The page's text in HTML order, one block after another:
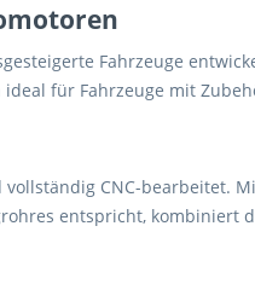
Fahrzeuge
für Fahrzeuge mit
CNC-bearbeitet.
entspricht, kombiniert